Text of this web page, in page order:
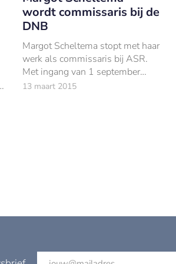
wordt commissaris bij de
DNB
Margot Scheltema stopt met haar
werk als commissaris bij ASR.
Met ingang van 1 september
treedt zij toe tot de raad van
13 maart 2015